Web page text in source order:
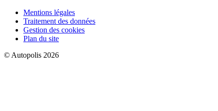
Mentions légales
Traitement des données
Gestion des cookies
Plan du site
© Autopolis 2026